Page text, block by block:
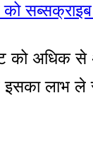
को
को अधिक
इसका लाभ